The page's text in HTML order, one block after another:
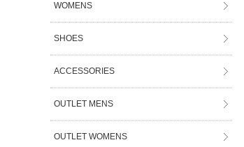
WOMENS
SHOES
ACCESSORIES
OUTLET MENS
OUTLET WOMENS